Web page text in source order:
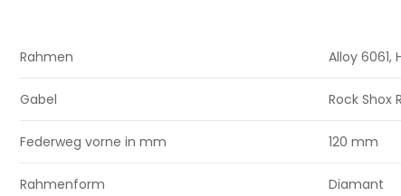
Rahmen
Alloy 6061,
Gabel Rock Shox
Federweg vorne in mm 120 mm
Rahmenform Diamant